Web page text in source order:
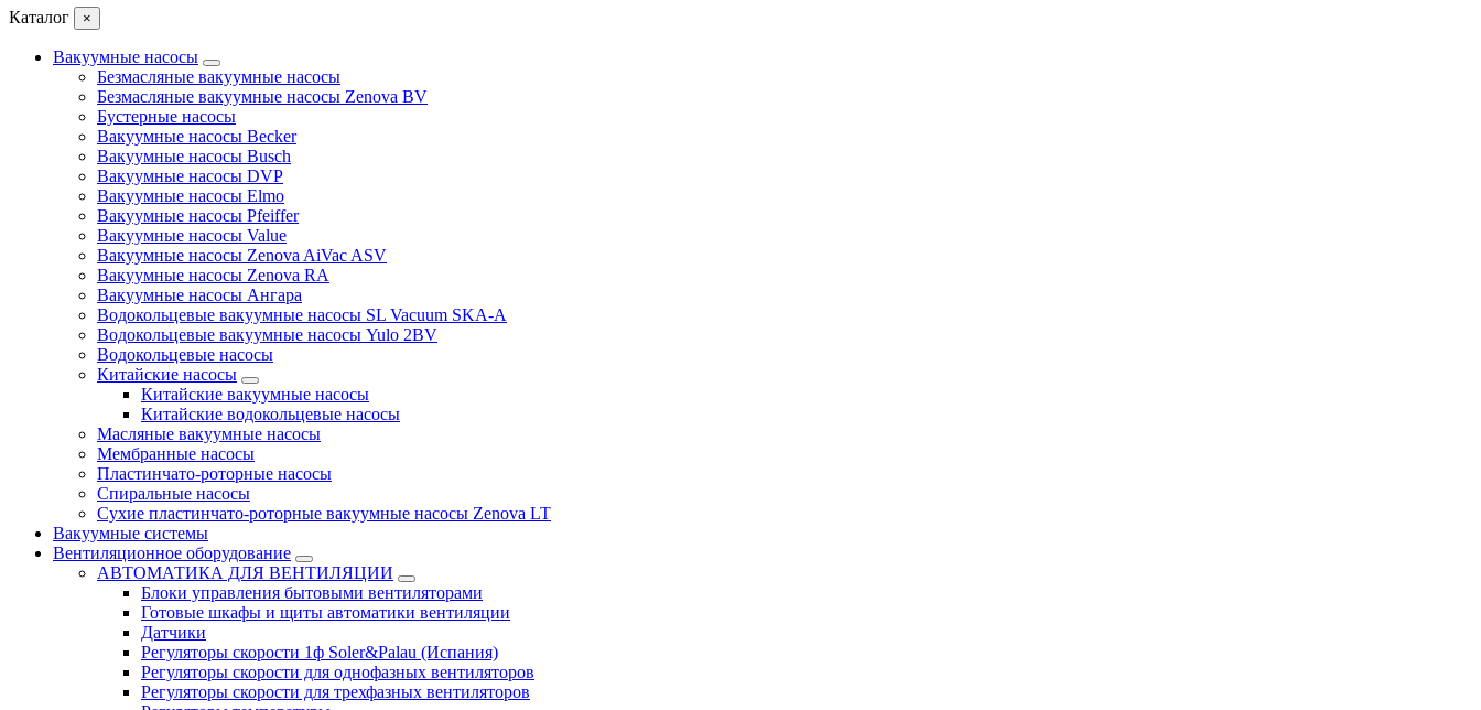
Каталог ×
Вакуумные насосы
Безмасляные вакуумные насосы
Безмасляные вакуумные насосы Zenova BV
Бустерные насосы
Вакуумные насосы Becker
Вакуумные насосы Busch
Вакуумные насосы DVP
Вакуумные насосы Elmo
Вакуумные насосы Pfeiffer
Вакуумные насосы Value
Вакуумные насосы Zenova AiVac ASV
Вакуумные насосы Zenova RA
Вакуумные насосы Ангара
Водокольцевые вакуумные насосы SL Vacuum SKA-A
Водокольцевые вакуумные насосы Yulo 2BV
Водокольцевые насосы
Китайские насосы
Китайские вакуумные насосы
Китайские водокольцевые насосы
Масляные вакуумные насосы
Мембранные насосы
Пластинчато-роторные насосы
Спиральные насосы
Сухие пластинчато-роторные вакуумные насосы Zenova LT
Вакуумные системы
Вентиляционное оборудование
АВТОМАТИКА ДЛЯ ВЕНТИЛЯЦИИ
Блоки управления бытовыми вентиляторами
Готовые шкафы и щиты автоматики вентиляции
Датчики
Регуляторы скорости 1ф Soler&Palau (Испания)
Регуляторы скорости для однофазных вентиляторов
Регуляторы скорости для трехфазных вентиляторов